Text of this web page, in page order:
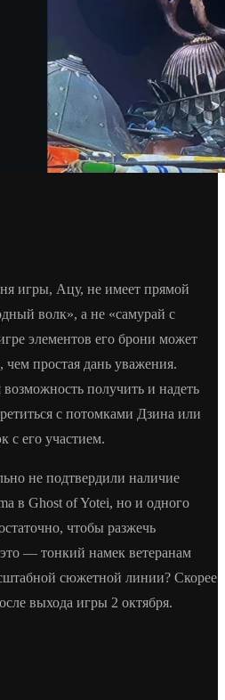
игры, Ацу, не имеет прямой
волк», а не «самурай с
элементов его брони может
простая дань уважения.
получить и надеть
с потомками Дзина или
с его участием.
не подтвердили наличие
в Ghost of Yotei, но и одного
чтобы разжечь
— тонкий намек ветеранам
сюжетной линии? Скорее
выхода игры 2 октября.